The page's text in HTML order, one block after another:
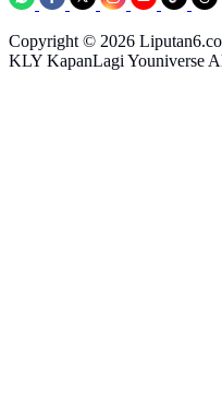
Copyright © 2026
KLY KapanLagi Youniverse